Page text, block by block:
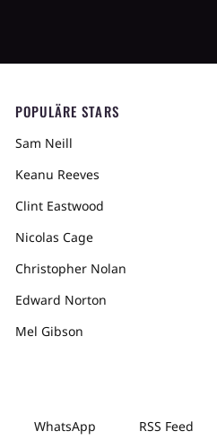
POPULÄRE STARS
Sam Neill
Keanu Reeves
Clint Eastwood
Nicolas Cage
Christopher Nolan
Edward Norton
Mel Gibson
WhatsApp RSS Feed